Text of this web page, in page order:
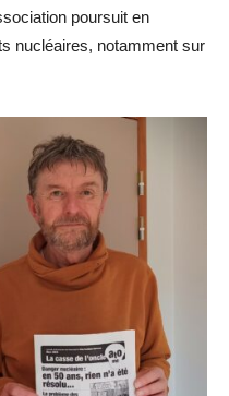
poursuit en
nucléaires, notamment sur